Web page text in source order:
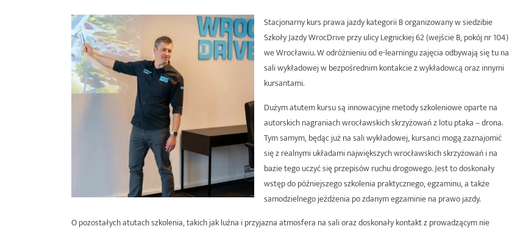
Stacjonarny kurs prawa jazdy kategorii B organizowany w siedzibie
Szkoły Jazdy WrocDrive przy ulicy Legnickiej 62 (wejście B, pokój nr 104)
we Wrocławiu. W odróżnieniu od e-learningu zajęcia odbywają się tu na
sali wykładowej w bezpośrednim kontakcie z wykładowcą oraz innymi
kursantami.
Dużym atutem kursu są innowacyjne metody szkoleniowe oparte na
autorskich nagraniach wrocławskich skrzyżowań z lotu ptaka – drona.
Tym samym, będąc już na sali wykładowej, kursanci mogą zaznajomić
się z realnymi układami największych wrocławskich skrzyżowań i na
bazie tego uczyć się przepisów ruchu drogowego. Jest to doskonały
wstęp do późniejszego szkolenia praktycznego, egzaminu, a także
samodzielnego jeżdżenia po zdanym egzaminie na prawo jazdy.
O pozostałych atutach szkolenia, takich jak luźna i przyjazna atmosfera na sali oraz doskonały kontakt z prowadzącym nie